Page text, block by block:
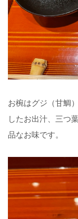
お椀はグジ（甘鯛
したお出汁、三つ
品なお味です。